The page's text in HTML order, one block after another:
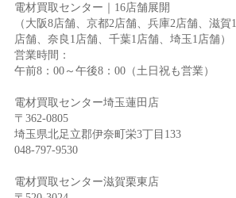
電材買取センター｜16店舗展開
（大阪8店舗、京都2店舗、兵庫2店舗、滋賀1
店舗、奈良1店舗、千葉1店舗、埼玉1店舗）
営業時間：
午前8：00～午後8：00（土日祝も営業）
電材買取センター埼玉蓮田店
〒362-0805
埼玉県北足立郡伊奈町栄3丁目133
048-797-9530
電材買取センター滋賀栗東店